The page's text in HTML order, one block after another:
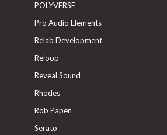
POLYVERSE
Pro Audio Elements
Relab Development
Reloop
Reveal Sound
Rhodes
Rob Papen
Serato